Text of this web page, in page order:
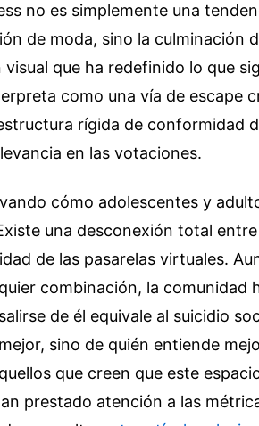
no es simplemente una
de moda, sino la culminación
que ha redefinido lo que
como una vía de escape
rígida de conformidad
en las votaciones.
cómo adolescentes y
una desconexión total
de las pasarelas virtuales.
combinación, la comunidad
de él equivale al suicidio
sino de quién entiende
que creen que este
prestado atención a las